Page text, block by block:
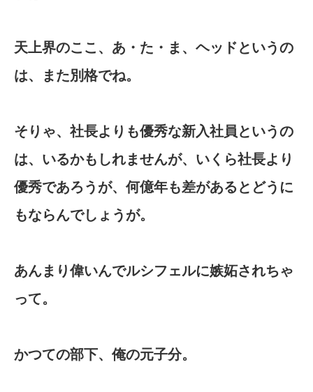
天上界のここ、あ・た・ま、ヘッドというの
は、また別格でね。
そりゃ、社長よりも優秀な新入社員というの
は、いるかもしれませんが、いくら社長より
優秀であろうが、何億年も差があるとどうに
もならんでしょうが。
あんまり偉いんでルシフェルに嫉妬されちゃ
って。
かつての部下、俺の元子分。